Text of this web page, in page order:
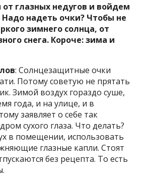
глазных недугов и войдем
надеть очки? Чтобы не
зимнего солнца, от
снега. Короче: зима и
: Солнцезащитные очки
Потому советую не прятать
Зимой воздух гораздо суше,
года, и на улице, и в
заявляет о себе так
сухого глаза. Что делать?
в помещении, использовать
глазные капли. Стоят
без рецепта. То есть